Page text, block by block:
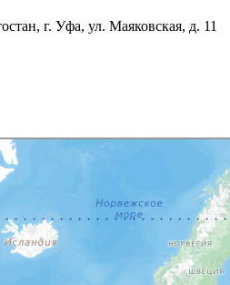
г. Уфа, ул. Маяковская, д. 11